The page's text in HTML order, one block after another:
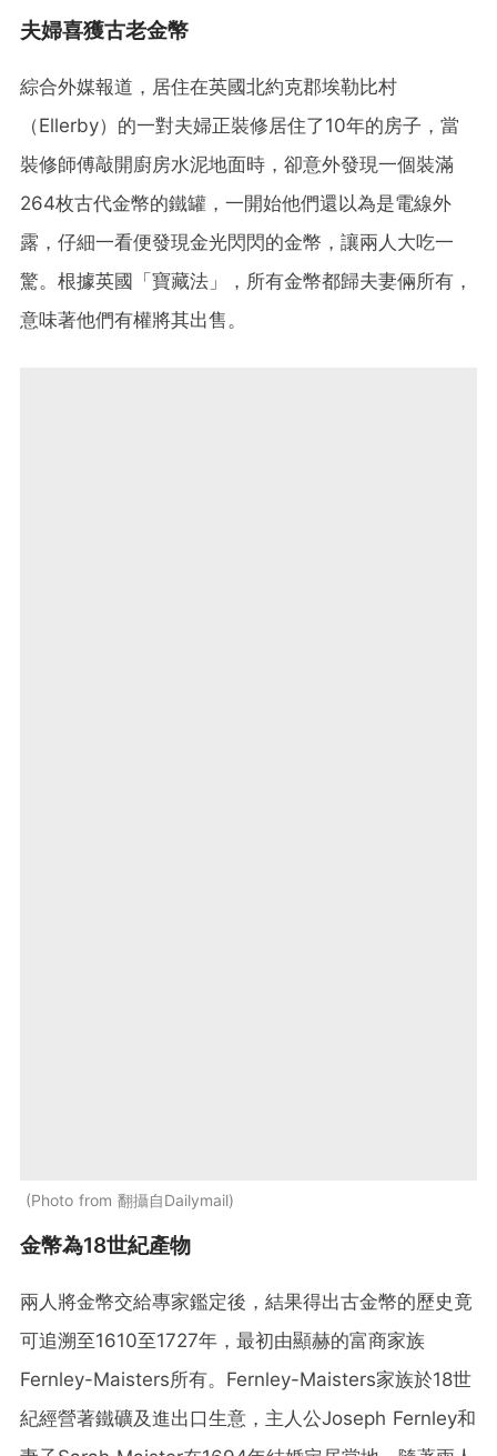
夫婦喜獲古老金幣
綜合外媒報道，居住在英國北約克郡埃勒比村
（Ellerby）的一對夫婦正裝修居住了10年的房子，當
裝修師傅敲開廚房水泥地面時，卻意外發現一個裝滿
264枚古代金幣的鐵罐，一開始他們還以為是電線外
露，仔細一看便發現金光閃閃的金幣，讓兩人大吃一
驚。根據英國「寶藏法」，所有金幣都歸夫妻倆所有，
意味著他們有權將其出售。
Photo from 翻攝自Dailymail
金幣為18世紀產物
兩人將金幣交給專家鑑定後，結果得出古金幣的歷史竟
可追溯至1610至1727年，最初由顯赫的富商家族
Fernley-Maisters所有。Fernley-Maisters家族於18世
紀經營著鐵礦及進出口生意，主人公Joseph Fernley和